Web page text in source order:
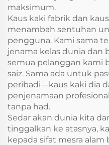
maksimum.
Kaus kaki fabrik dan
menambah sentuhan
pengguna. Kami sama
jenama kelas dunia dan
semua pelanggan kami
saiz. Sama ada untuk
peribadi—kaus kaki dia
penjenamaan
tanpa had.
Sedar akan dunia kita
tinggalkan ke atasnya,
kepada sifat mesra alam